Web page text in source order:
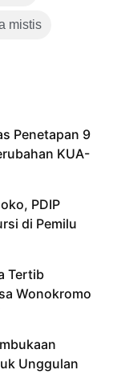
mistis
Penetapan 9
KUA-
PDIP
di Pemilu
Tertib
Wonokromo
Unggulan